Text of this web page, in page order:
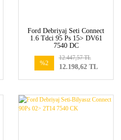
Ford Debriyaj Seti Connect
1.6 Tdci 95 Ps 15> DV61
7540 DC
%2
12.198,62 TL
12.447,57 TL